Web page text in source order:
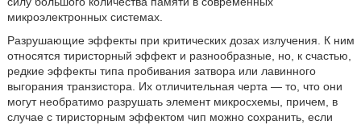
микроэлектронных системах.
Разрушающие эффекты при критических дозах излучения. К ним
относятся тиристорный эффект и разнообразные, но, к счастью,
редкие эффекты типа пробивания затвора или лавинного
выгорания транзистора. Их отличительная черта — то, что они
могут необратимо разрушать элемент микросхемы, причем, в
случае с тиристорным эффектом чип можно сохранить, если